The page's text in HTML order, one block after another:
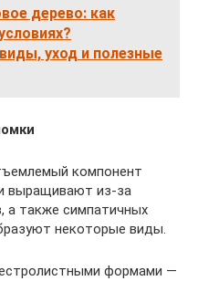
дерево: как
уход и полезные
компонент
выращивают из-за
а также симпатичных
некоторые виды.
формами —